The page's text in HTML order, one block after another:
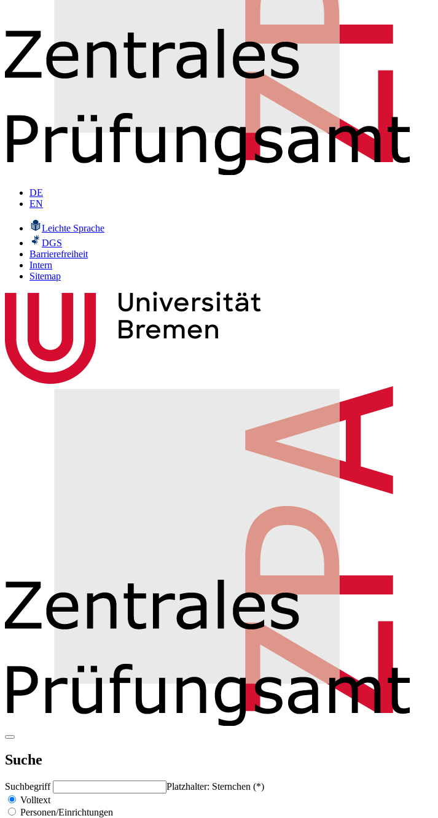
DE
EN
Leichte Sprache
DGS
Barrierefreiheit
Intern
Sitemap
Suche
Suchbegriff
Platzhalter: Sternchen (*)
Volltext
Personen/Einrichtungen